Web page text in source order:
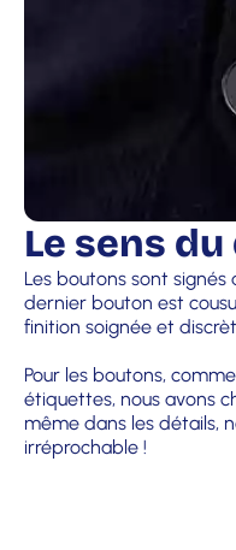
Le sens
Les boutons sont
dernier bouton est
finition soignée et
Pour les boutons,
étiquettes, nous avons
même dans les détails,
irréprochable !